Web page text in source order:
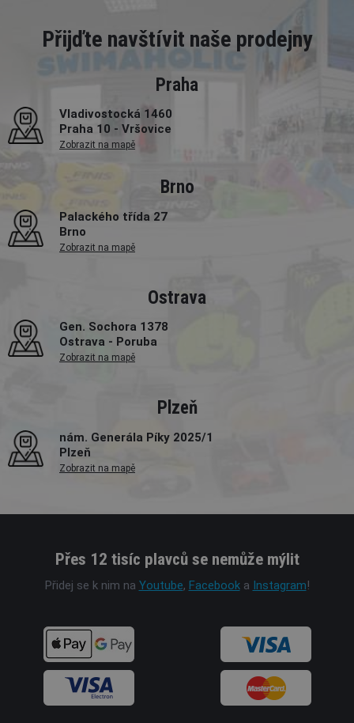
Přijďte navštívit naše prodejny
Praha
Vladivostocká 1460
Praha 10 - Vršovice
Zobrazit na mapě
Brno
Palackého třída 27
Brno
Zobrazit na mapě
Ostrava
Gen. Sochora 1378
Ostrava - Poruba
Zobrazit na mapě
Plzeň
nám. Generála Píky 2025/1
Plzeň
Zobrazit na mapě
Přes 12 tisíc plavců se nemůže mýlit
Přidej se k nim na Youtube, Facebooka Instagram!